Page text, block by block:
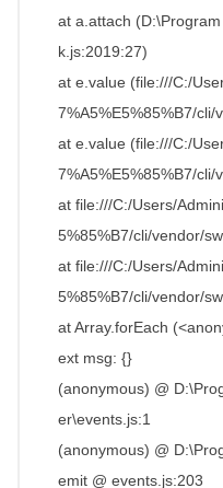
at a.attach
k.js:2019:27)
at e.value (file:///C:/
7%A5%E5%85%B7/
at e.value (file:///C:/
7%A5%E5%85%B7/
at file:///C:/Users/
5%85%B7/cli/vendor/
at file:///C:/Users/
5%85%B7/cli/vendor/
at Array.forEach
ext msg: {}
(anonymous) @
er\events.js:1
(anonymous) @
emit @ events.js:203